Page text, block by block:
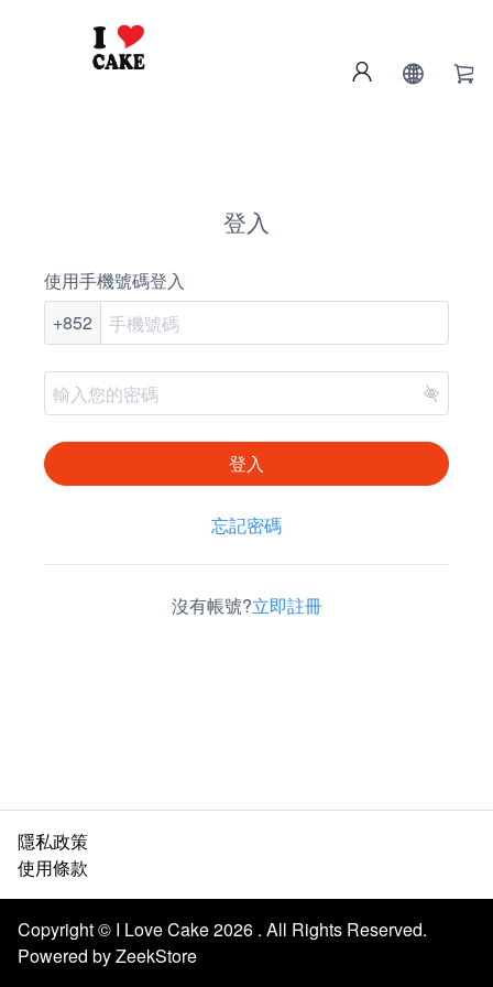
登入
使用手機號碼登入
+852
登入
忘記密碼
沒有帳號?立即註冊
隱私政策
使用條款
Copyright © I Love Cake 2026 . All Rights Reserved.
Powered by ZeekStore